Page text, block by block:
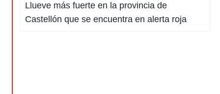
Llueve más fuerte en la provincia de
Castellón que se encuentra en alerta roja